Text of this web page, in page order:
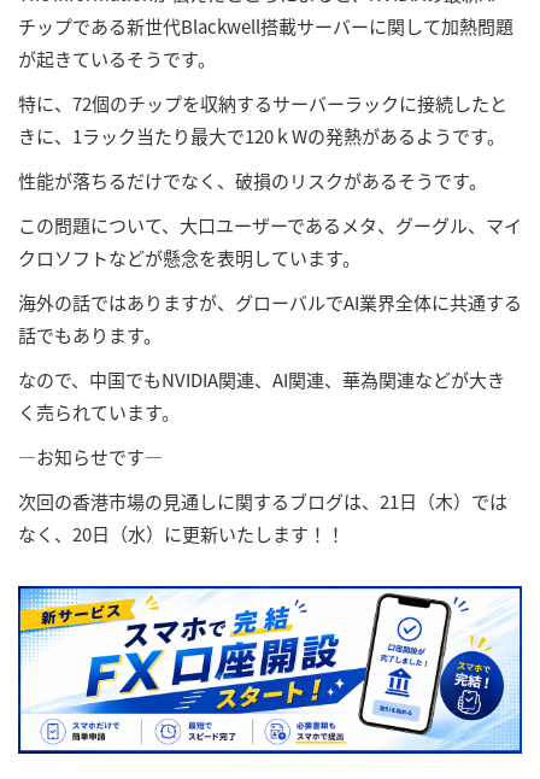
チップである新世代Blackwell搭載サーバーに関して加熱問題
が起きているそうです。
特に、72個のチップを収納するサーバーラックに接続したと
きに、1ラック当たり最大で120ｋWの発熱があるようです。
性能が落ちるだけでなく、破損のリスクがあるそうです。
この問題について、大口ユーザーであるメタ、グーグル、マイ
クロソフトなどが懸念を表明しています。
海外の話ではありますが、グローバルでAI業界全体に共通する
話でもあります。
なので、中国でもNVIDIA関連、AI関連、華為関連などが大き
く売られています。
―お知らせです―
次回の香港市場の見通しに関するブログは、21日（木）では
なく、20日（水）に更新いたします！！